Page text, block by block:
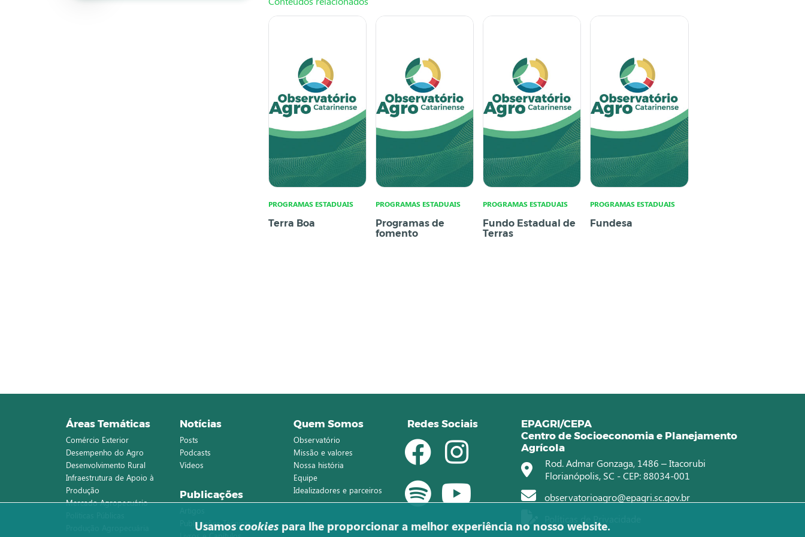
PROGRAMAS ESTADUAIS
Terra Boa
PROGRAMAS ESTADUAIS
Programas de
fomento
PROGRAMAS ESTADUAIS
Fundo Estadual de
Terras
PROGRAMAS ESTADUAIS
Fundesa
Áreas Temáticas
Comércio Exterior
Desempenho do Agro
Desenvolvimento Rural
Infraestrutura de Apoio à
Produção
Mercado Agropecuário
Notícias
Posts
Podcasts
Vídeos
Publicações
Publicações Técnicas
Quem Somos
Observatório
Missão e valores
Nossa história
Equipe
Idealizadores e parceiros
Redes Sociais
EPAGRI/CEPA
Centro de Socioeconomia e Planejamento
Agrícola
Rod. Admar Gonzaga, 1486 – Itacorubi
Florianópolis, SC - CEP: 88034-001
observatorioagro@epagri.sc.gov.br
Usamos cookies para lhe proporcionar a melhor experiência no nosso website.